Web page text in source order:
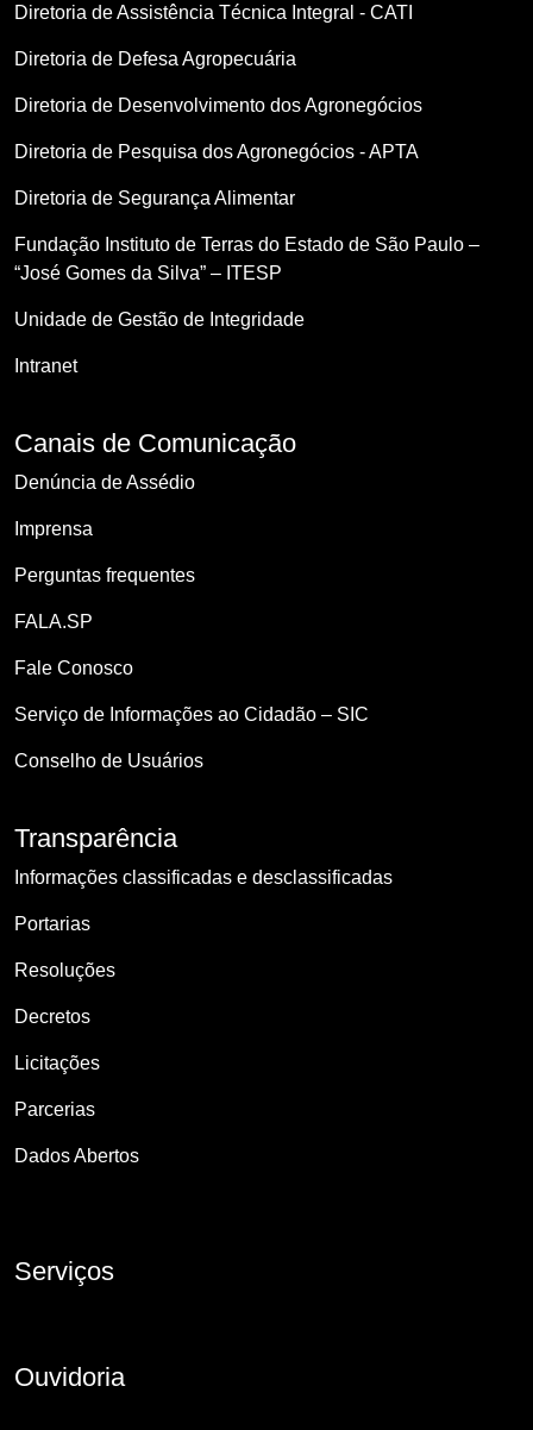
Diretoria de Assistência Técnica Integral - CATI
Diretoria de Defesa Agropecuária
Diretoria de Desenvolvimento dos Agronegócios
Diretoria de Pesquisa dos Agronegócios - APTA
Diretoria de Segurança Alimentar
Fundação Instituto de Terras do Estado de São Paulo –
“José Gomes da Silva” – ITESP
Unidade de Gestão de Integridade
Intranet
Canais de Comunicação
Denúncia de Assédio
Imprensa
Perguntas frequentes
FALA.SP
Fale Conosco
Serviço de Informações ao Cidadão – SIC
Conselho de Usuários
Transparência
Informações classificadas e desclassificadas
Portarias
Resoluções
Decretos
Licitações
Parcerias
Dados Abertos
Serviços
Ouvidoria